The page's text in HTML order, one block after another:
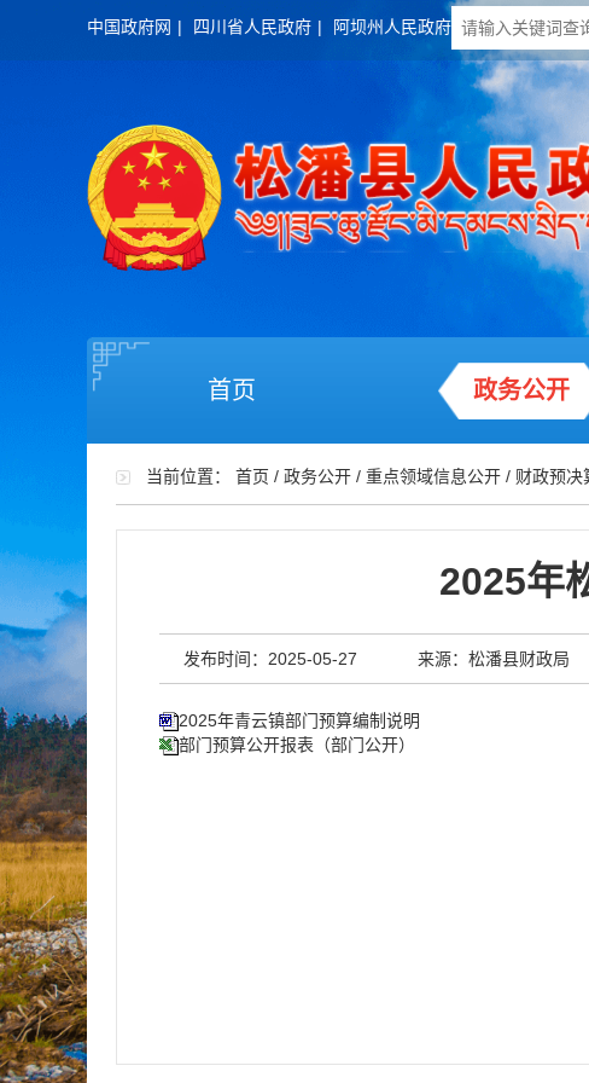
中国政府网 | 四川省人民政府 | 阿坝州人民政府
首页 政务公开
当前位置： 首页 / 政务公开 / 重点领域信息公开 / 财政预决
2025年
发布时间：2025-05-27 来源：松潘县财政局
2025年青云镇部门预算编制说明
部门预算公开报表（部门公开）